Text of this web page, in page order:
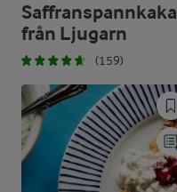
Saffranspannkaka
från Ljugarn
(159)